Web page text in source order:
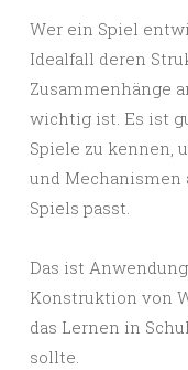
Wer ein Spiel
Idealfall deren
Zusammenhänge
wichtig ist. Es ist
Spiele zu kennen,
und Mechanismen
Spiels passt.
Das ist
Konstruktion von
das Lernen in
sollte.